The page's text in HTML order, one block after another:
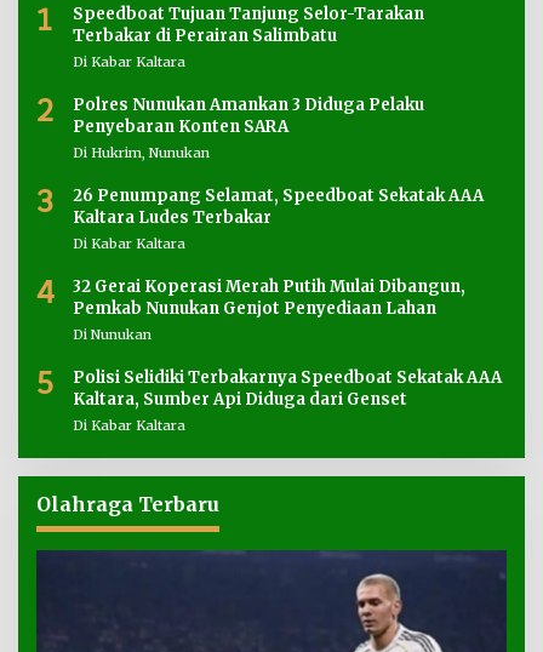
1
Speedboat Tujuan Tanjung Selor-Tarakan
Terbakar di Perairan Salimbatu
Di Kabar Kaltara
2
Polres Nunukan Amankan 3 Diduga Pelaku
Penyebaran Konten SARA
Di Hukrim, Nunukan
3
26 Penumpang Selamat, Speedboat Sekatak AAA
Kaltara Ludes Terbakar
Di Kabar Kaltara
4
32 Gerai Koperasi Merah Putih Mulai Dibangun,
Pemkab Nunukan Genjot Penyediaan Lahan
Di Nunukan
5
Polisi Selidiki Terbakarnya Speedboat Sekatak AAA
Kaltara, Sumber Api Diduga dari Genset
Di Kabar Kaltara
Olahraga Terbaru